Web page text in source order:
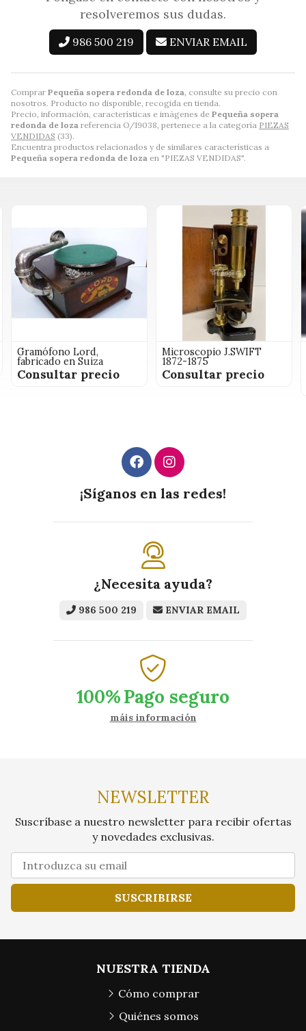
Comprar Pequeña sopera redonda de loza, consulte su precio con
nosotros. Producto no disponible, recogida en tienda.
Precio, información, características e imágenes de Pequeña sopera
redonda de loza referencia O/19038, pertenece a la categoría PIEZAS
VENDIDAS (33).
Encuentra productos relacionados y de similares características a
Pequeña sopera redonda de loza en "PIEZAS VENDIDAS".
resolveremos sus dudas.
986 500 219 ENVIAR EMAIL
Gramófono Lord,
fabricado en Suiza
Consultar precio
Microscopio J.SWIFT
1872-1875
Consultar precio
¡Síganos en las redes!
¿Necesita ayuda?
986 500 219 ENVIAR EMAIL
100%Pago seguro
máis información
NEWSLETTER
Suscríbase a nuestro newsletter para recibir ofertas
y novedades exclusivas.
SUSCRIBIRSE
NUESTRA TIENDA
Cómo comprar
Quiénes somos